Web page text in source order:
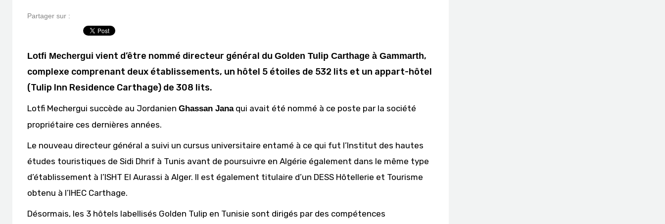
Partager sur :
Lotfi Mechergui vient d’être nommé directeur général du Golden Tulip Carthage à Gammarth,
complexe comprenant deux établissements, un hôtel 5 étoiles de 532 lits et un appart-hôtel
(Tulip Inn Residence Carthage) de 308 lits.
Lotfi Mechergui succède au Jordanien Ghassan Janaqui avait été nommé à ce poste par la société
propriétaire ces dernières années.
Le nouveau directeur général a suivi un cursus universitaire entamé à ce qui fut l’Institut des hautes
études touristiques de Sidi Dhrif à Tunis avant de poursuivre en Algérie également dans le même type
d’établissement à l’ISHT El Aurassi à Alger. Il est également titulaire d’un DESS Hôtellerie et Tourisme
obtenu à l’IHEC Carthage.
Désormais, les 3 hôtels labellisés Golden Tulip en Tunisie sont dirigés par des compétences